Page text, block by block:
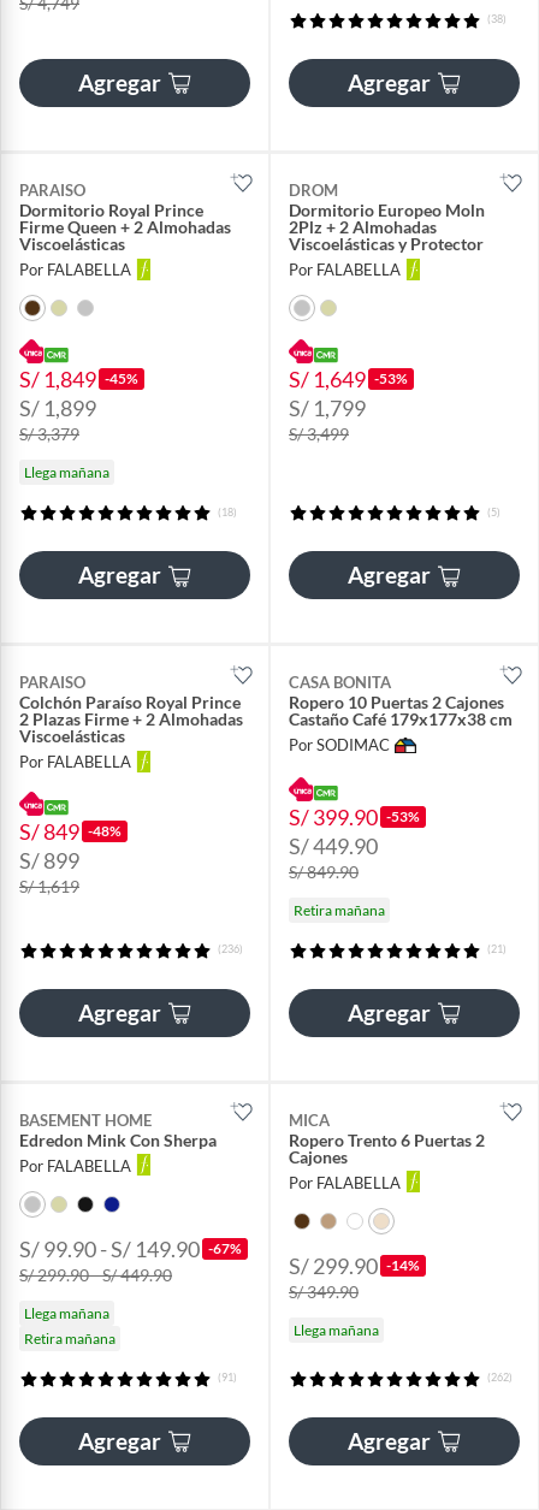
Agregar
(38)
Agregar
PARAISO
Dormitorio Royal Prince
Firme Queen + 2 Almohadas
Viscoelásticas
Por FALABELLA
S/ 1,849 -45%
S/ 1,899
S/ 3,379
Llega mañana
(18)
Agregar
DROM
Dormitorio Europeo Moln
2Plz + 2 Almohadas
Viscoelásticas y Protector
Por FALABELLA
S/ 1,649 -53%
S/ 1,799
S/ 3,499
(5)
Agregar
PARAISO
Colchón Paraíso Royal Prince
2 Plazas Firme + 2 Almohadas
Viscoelásticas
Por FALABELLA
S/ 849 -48%
S/ 899
S/ 1,619
(236)
Agregar
CASA BONITA
Ropero 10 Puertas 2 Cajones
Castaño Café 179x177x38 cm
Por SODIMAC
S/ 399.90 -53%
S/ 449.90
S/ 849.90
Retira mañana
(21)
Agregar
BASEMENT HOME
Edredon Mink Con Sherpa
Por FALABELLA
S/ 99.90 - S/ 149.90 -67%
S/ 299.90 - S/ 449.90
Llega mañana
Retira mañana
(91)
Agregar
MICA
Ropero Trento 6 Puertas 2
Cajones
Por FALABELLA
S/ 299.90 -14%
S/ 349.90
Llega mañana
(262)
Agregar